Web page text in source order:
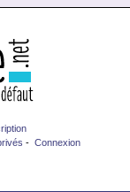
- Connexion